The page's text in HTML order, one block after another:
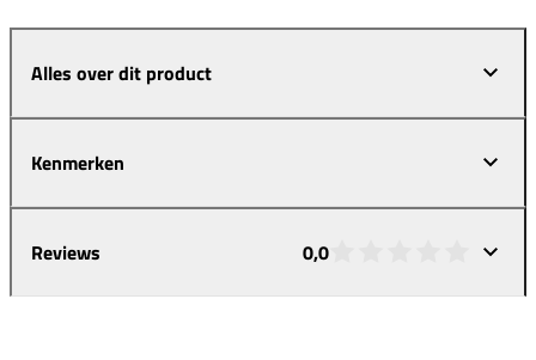
Alles over dit product
Kenmerken
Reviews 0,0